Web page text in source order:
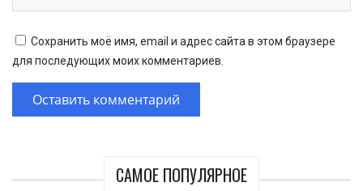
САМОЕ ПОПУЛЯРНОЕ
Сохранить моё имя, email и адрес сайта в этом браузере
для последующих моих комментариев.